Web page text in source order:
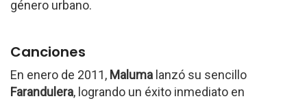
género urbano.
Canciones
En enero de 2011, Maluma lanzó su sencillo
Farandulera, logrando un éxito inmediato en